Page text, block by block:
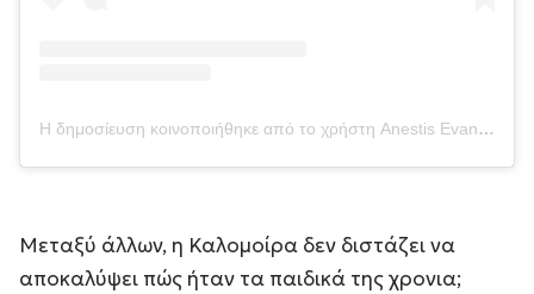
Η δημοσίευση κοινοποιήθηκε από το χρήστη Anestis Evangelopoulos (@anestisevangelopoulos)
Μεταξύ άλλων, η Καλομοίρα δεν διστάζει να
αποκαλύψει πώς ήταν τα παιδικά της χρονια;